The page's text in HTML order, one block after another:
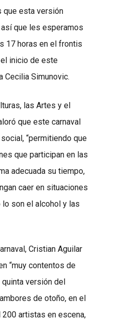
que esta versión
que les esperamos
17 horas en el frontis
inicio de este
Cecilia Simunovic.
las Artes y el
que este carnaval
“permitiendo que
que participan en las
adecuada su tiempo,
caer en situaciones
son el alcohol y las
Cristian Aguilar
“muy contentos de
versión del
de otoño, en el
artistas en escena,